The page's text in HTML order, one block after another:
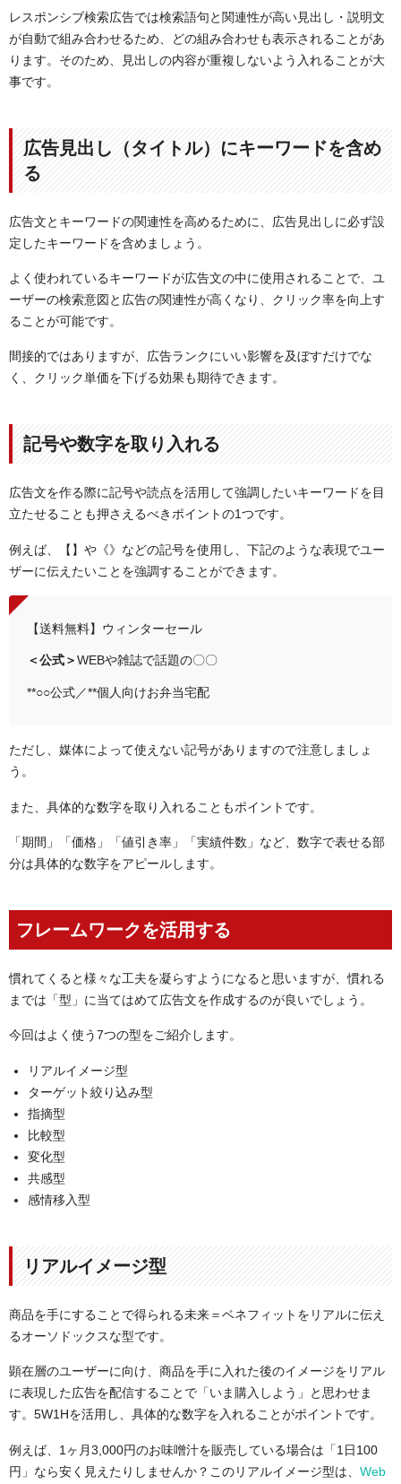
レスポンシブ検索広告では検索語句と関連性が高い見出し・説明文
が自動で組み合わせるため、どの組み合わせも表示されることがあ
ります。そのため、見出しの内容が重複しないよう入れることが大
事です。
広告見出し（タイトル）にキーワードを含め
る
広告文とキーワードの関連性を高めるために、広告見出しに必ず設
定したキーワードを含めましょう。
よく使われているキーワードが広告文の中に使用されることで、ユ
ーザーの検索意図と広告の関連性が高くなり、クリック率を向上す
ることが可能です。
間接的ではありますが、広告ランクにいい影響を及ぼすだけでな
く、クリック単価を下げる効果も期待できます。
記号や数字を取り入れる
広告文を作る際に記号や読点を活用して強調したいキーワードを目
立たせることも押さえるべきポイントの1つです。
例えば、【】や《》などの記号を使用し、下記のような表現でユー
ザーに伝えたいことを強調することができます。
【送料無料】ウィンターセール
＜公式＞WEBや雑誌で話題の〇〇
**○○公式／**個人向けお弁当宅配
ただし、媒体によって使えない記号がありますので注意しましょ
う。
また、具体的な数字を取り入れることもポイントです。
「期間」「価格」「値引き率」「実績件数」など、数字で表せる部
分は具体的な数字をアピールします。
フレームワークを活用する
慣れてくると様々な工夫を凝らすようになると思いますが、慣れる
までは「型」に当てはめて広告文を作成するのが良いでしょう。
今回はよく使う7つの型をご紹介します。
リアルイメージ型
ターゲット絞り込み型
指摘型
比較型
変化型
共感型
感情移入型
リアルイメージ型
商品を手にすることで得られる未来＝ベネフィットをリアルに伝え
るオーソドックスな型です。
顕在層のユーザーに向け、商品を手に入れた後のイメージをリアル
に表現した広告を配信することで「いま購入しよう」と思わせま
す。5W1Hを活用し、具体的な数字を入れることがポイントです。
例えば、1ヶ月3,000円のお味噌汁を販売している場合は「1日100
円」なら安く見えたりしませんか？このリアルイメージ型は、 Web